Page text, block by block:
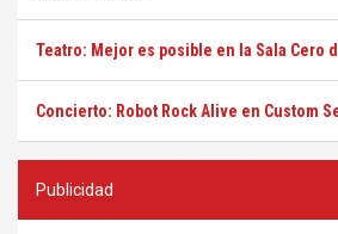
Teatro: Mejor es posible en la Sala Cero
Concierto: Robot Rock Alive en Custom
Publicidad